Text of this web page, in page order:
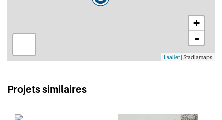
+
-
Leaflet | Stadiamaps
Projets similaires